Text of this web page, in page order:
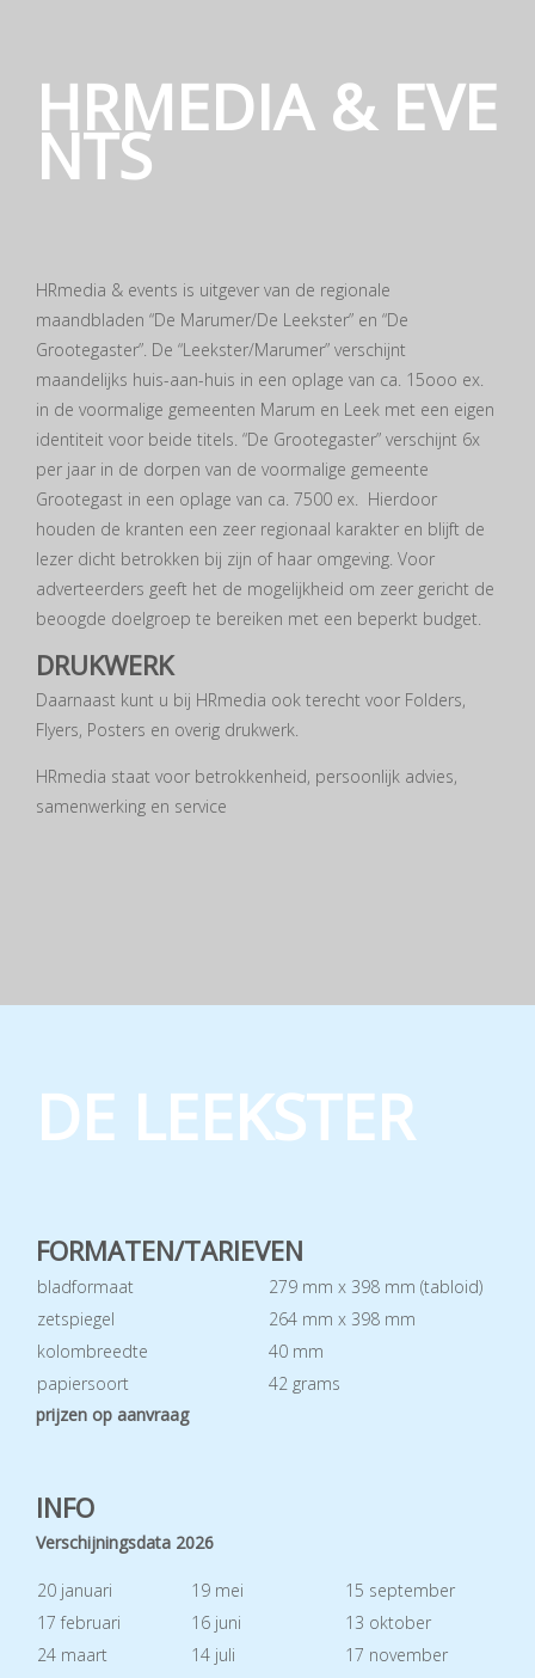
HRMEDIA & EVE
NTS
HRmedia & events is uitgever van de regionale
maandbladen “De Marumer/De Leekster” en “De
Grootegaster”. De “Leekster/Marumer” verschijnt
maandelijks huis-aan-huis in een oplage van ca. 15ooo ex.
in de voormalige gemeenten Marum en Leek met een eigen
identiteit voor beide titels. “De Grootegaster” verschijnt 6x
per jaar in de dorpen van de voormalige gemeente
Grootegast in een oplage van ca. 7500 ex. Hierdoor
houden de kranten een zeer regionaal karakter en blijft de
lezer dicht betrokken bij zijn of haar omgeving. Voor
adverteerders geeft het de mogelijkheid om zeer gericht de
beoogde doelgroep te bereiken met een beperkt budget.
DRUKWERK
Daarnaast kunt u bij HRmedia ook terecht voor Folders,
Flyers, Posters en overig drukwerk.
HRmedia staat voor betrokkenheid, persoonlijk advies,
samenwerking en service
DE LEEKSTER
FORMATEN/TARIEVEN
bladformaat
279 mm x 398 mm (tabloid)
zetspiegel
264 mm x 398 mm
kolombreedte
40 mm
papiersoort
42 grams
prijzen op aanvraag
INFO
Verschijningsdata 2026
20 januari 19 mei
15 september
17 februari
16 juni
13 oktober
24 maart
14 juli
17 november